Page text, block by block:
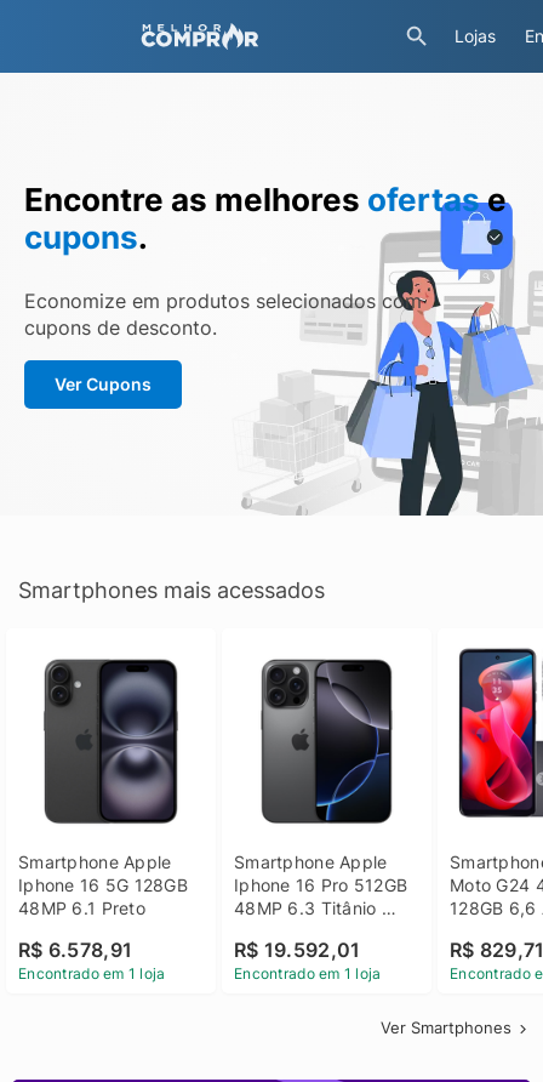
Lojas
Encontre as melhores ofertase
cupons.
Economize em produtos selecionados com
cupons de desconto.
Ver Cupons
Smartphones mais acessados
Smartphone Apple
Iphone 16 5G 128GB
48MP 6.1 Preto
R$ 6.578,91
Encontrado em 1 loja
Smartphone Apple
Iphone 16 Pro 512GB
48MP 6.3 Titânio
R$ 19.592,01
Encontrado em 1 loja
Moto G24
128GB 6,6
R$
Encontrado
Ver Smartphones